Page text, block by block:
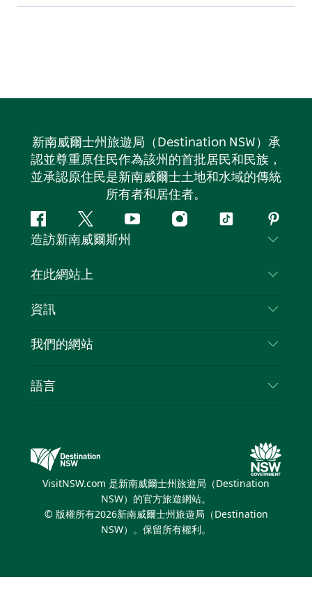
新南威爾士州旅遊局（Destination NSW）承
認並尊重原住民作為該州的首批居民和民族，
並承認原住民是新南威爾士土地和水域的傳統
所有者和居住者。
Facebook嘰
嘰
喳
Youtube Instagram
抖
造訪新南威爾斯州
聯絡我們
隱私
Cookie 通知
在此網站上
目的地
新南威爾士州公路旅行
活動
資訊
旅行資訊
新南威爾士州的商業
我們的網站
新南威爾士州旅遊局（Destination NSW）媒體中
繽紛雪梨燈光音樂節
語言
VisitNSW.com 是新南威爾士州旅遊局（Destination
NSW）的官方旅遊網站。
© 版權所有2026新南威爾士州旅遊局（Destination
NSW）。保留所有權利。